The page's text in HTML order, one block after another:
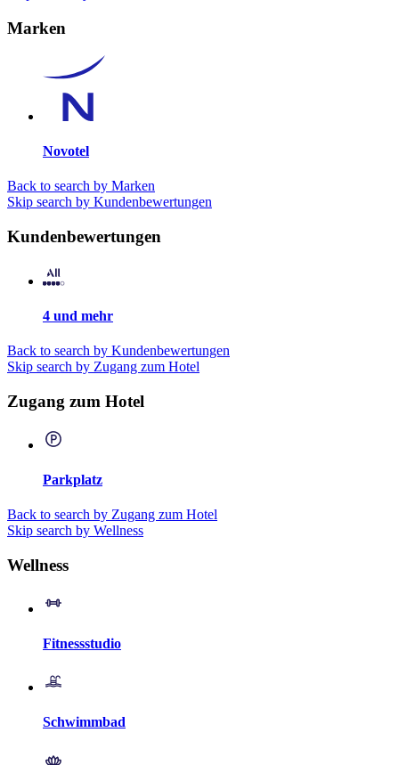
Marken
Novotel
Back to search by Marken
Skip search by Kundenbewertungen
Kundenbewertungen
4 und mehr
Back to search by Kundenbewertungen
Skip search by Zugang zum Hotel
Zugang zum Hotel
Parkplatz
Back to search by Zugang zum Hotel
Skip search by Wellness
Wellness
Fitnessstudio
Schwimmbad